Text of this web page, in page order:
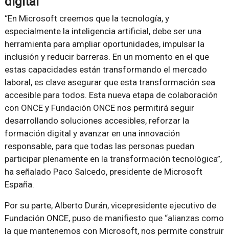
“En Microsoft creemos que la tecnología, y
especialmente la inteligencia artificial, debe ser una
herramienta para ampliar oportunidades, impulsar la
inclusión y reducir barreras. En un momento en el que
estas capacidades están transformando el mercado
laboral, es clave asegurar que esta transformación sea
accesible para todos. Esta nueva etapa de colaboración
con ONCE y Fundación ONCE nos permitirá seguir
desarrollando soluciones accesibles, reforzar la
formación digital y avanzar en una innovación
responsable, para que todas las personas puedan
participar plenamente en la transformación tecnológica”,
ha señalado Paco Salcedo, presidente de Microsoft
España.
Por su parte, Alberto Durán, vicepresidente ejecutivo de
Fundación ONCE, puso de manifiesto que “alianzas como
la que mantenemos con Microsoft, nos permite construir